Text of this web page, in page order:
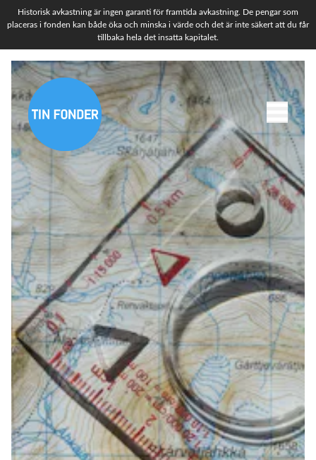
Historisk avkastning är ingen garanti för framtida avkastning. De pengar som
placeras i fonden kan både öka och minska i värde och det är inte säkert att du får
tillbaka hela det insatta kapitalet.